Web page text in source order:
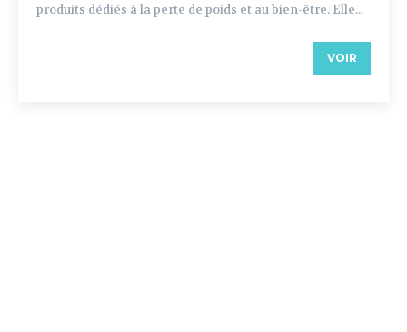
produits dédiés à la perte de poids et au bien-être. Elle...
VOIR